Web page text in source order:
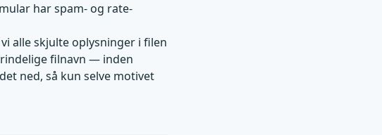
har spam- og rate-
alle skjulte oplysninger i filen
filnavn — inden
ned, så kun selve motivet